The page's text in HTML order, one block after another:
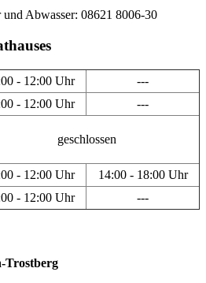
und Abwasser: 08621 8006-30
- 12:00 Uhr
---
- 12:00 Uhr ---
geschlossen
- 12:00 Uhr
14:00 - 18:00 Uhr
- 12:00 Uhr ---
Trostberg